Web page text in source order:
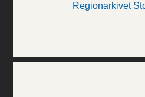
Regionarkivet